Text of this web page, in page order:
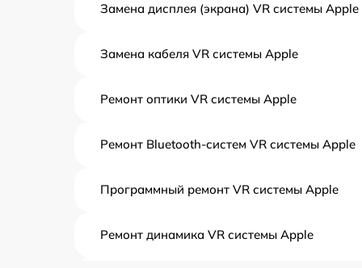
Замена дисплея (экрана) VR системы Apple
Замена кабеля VR системы Apple
Ремонт оптики VR системы Apple
Ремонт Bluetooth-систем VR системы Apple
Программный ремонт VR системы Apple
Ремонт динамика VR системы Apple